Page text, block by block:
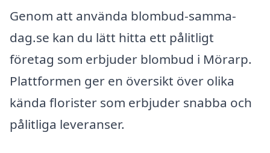
Genom att använda blombud-samma-
dag.se kan du lätt hitta ett pålitligt
företag som erbjuder blombud i Mörarp.
Plattformen ger en översikt över olika
kända florister som erbjuder snabba och
pålitliga leveranser.